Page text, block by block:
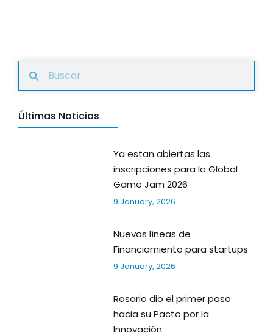
Últimas Noticias
Ya estan abiertas las
inscripciones para la Global
Game Jam 2026
9 January, 2026
Nuevas líneas de
Financiamiento para startups
9 January, 2026
Rosario dio el primer paso
hacia su Pacto por la
Innovación